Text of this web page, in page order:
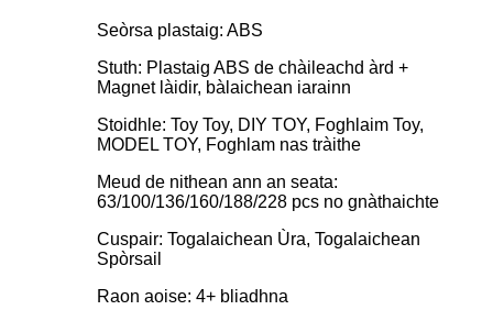
Seòrsa plastaig: ABS
Stuth: Plastaig ABS de chàileachd àrd +
Magnet làidir, bàlaichean iarainn
Stoidhle: Toy Toy, DIY TOY, Foghlaim Toy,
MODEL TOY, Foghlam nas tràithe
Meud de nithean ann an seata:
63/100/136/160/188/228 pcs no gnàthaichte
Cuspair: Togalaichean Ùra, Togalaichean
Spòrsail
Raon aoise: 4+ bliadhna